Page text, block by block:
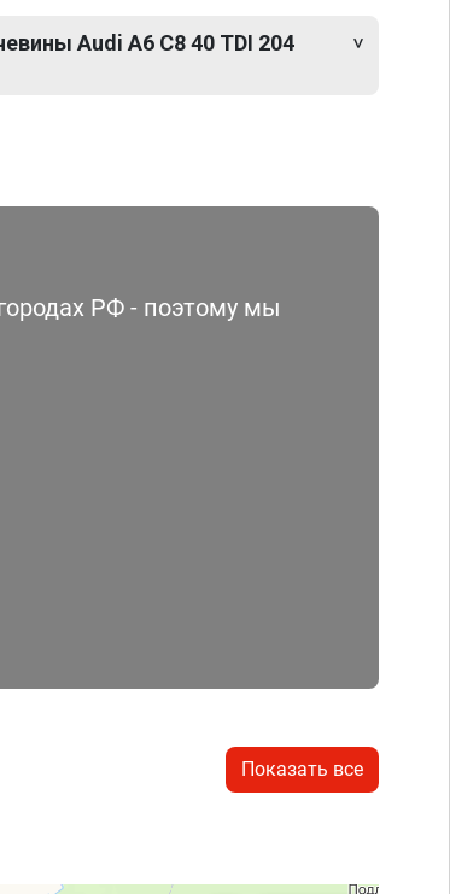
Audi A6 C8 40 TDI 204
РФ - поэтому мы
Показать все